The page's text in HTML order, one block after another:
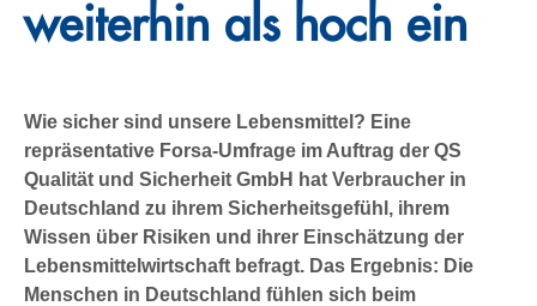
weiterhin als hoch ein
Wie sicher sind unsere Lebensmittel? Eine
repräsentative Forsa-Umfrage im Auftrag der QS
Qualität und Sicherheit GmbH hat Verbraucher in
Deutschland zu ihrem Sicherheitsgefühl, ihrem
Wissen über Risiken und ihrer Einschätzung der
Lebensmittelwirtschaft befragt. Das Ergebnis: Die
Menschen in Deutschland fühlen sich beim